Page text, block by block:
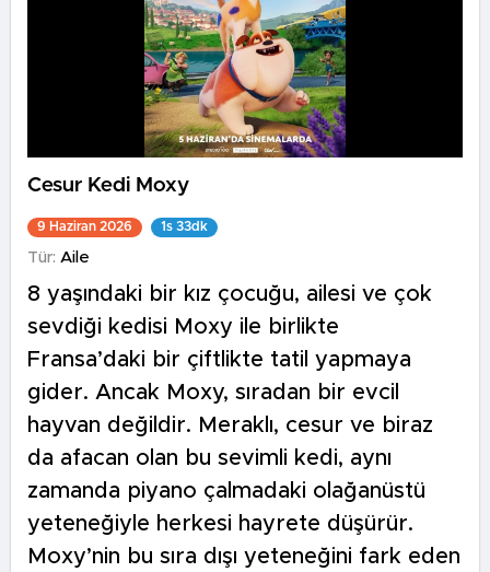
Cesur Kedi Moxy
9 Haziran 2026 1s 33dk
Tür: Aile
8 yaşındaki bir kız çocuğu, ailesi ve çok
sevdiği kedisi Moxy ile birlikte
Fransa’daki bir çiftlikte tatil yapmaya
gider. Ancak Moxy, sıradan bir evcil
hayvan değildir. Meraklı, cesur ve biraz
da afacan olan bu sevimli kedi, aynı
zamanda piyano çalmadaki olağanüstü
yeteneğiyle herkesi hayrete düşürür.
Moxy’nin bu sıra dışı yeteneğini fark eden